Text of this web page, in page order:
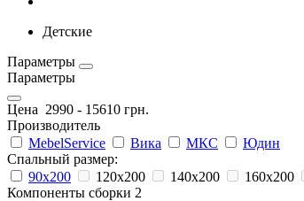
Детские
Параметры
Параметры
Цена 2990 - 15610 грн.
Производитель
MebelService
Вика МКС
Юдин
Спальный размер:
90х200
120х200 140х200 160х200
Компоненты сборки 2